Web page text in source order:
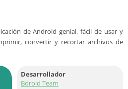
de Android genial, fácil de usar y
convertir y recortar archivos de
Desarrollador
Bdroid Team